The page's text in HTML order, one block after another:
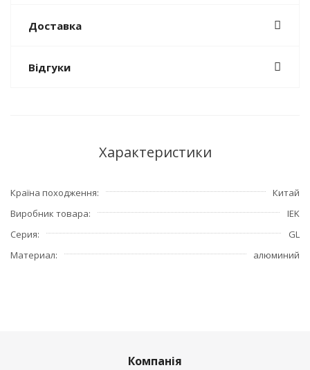
Доставка
Відгуки
Характеристики
Країна походження
Китай
Виробник товара
IEK
Серия
GL
Материал
алюминий
Компанія